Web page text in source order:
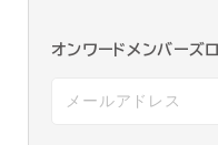
オンワードメンバーズ